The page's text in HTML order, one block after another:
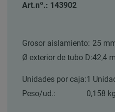
Art.nº.: 143902
Grosor aislamiento: 25
Ø exterior de tubo D:42,4
Unidades por caja:1
Peso/ud.:
0,158 kg